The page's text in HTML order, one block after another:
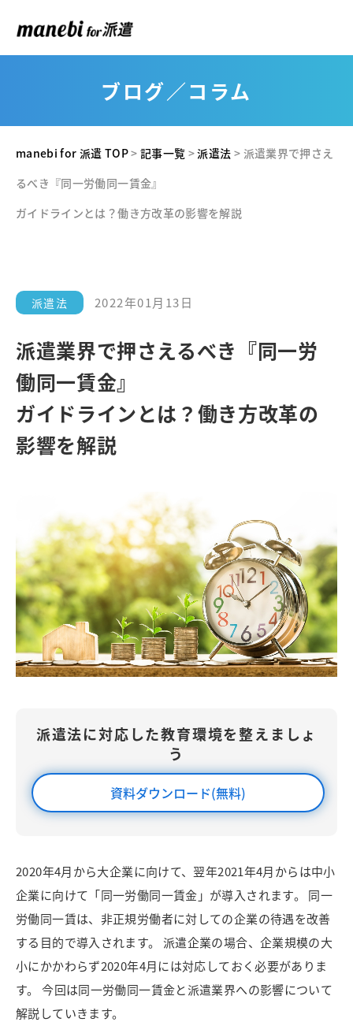
ブログ／コラム
manebi for 派遣 TOP>記事一覧 >派遣法 > 派遣業界で押さえ
るべき『同一労働同一賃金』
ガイドラインとは？働き方改革の影響を解説
派遣法 2022年01月13日
派遣業界で押さえるべき『同一労
働同一賃金』
ガイドラインとは？働き方改革の
影響を解説
派遣法に対応した教育環境を整えましょ
う
資料ダウンロード(無料)
2020年4月から大企業に向けて、翌年2021年4月からは中小
企業に向けて「同一労働同一賃金」が導入されます。 同一
労働同一賃は、非正規労働者に対しての企業の待遇を改善
する目的で導入されます。 派遣企業の場合、企業規模の大
小にかかわらず2020年4月には対応しておく必要がありま
す。 今回は同一労働同一賃金と派遣業界への影響について
解説していきます。